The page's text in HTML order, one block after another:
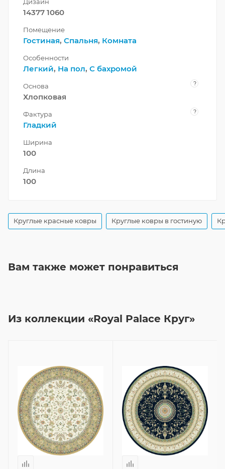
14377 1060
Помещение
Гостиная, Спальня, Комната
Особенности
Легкий, На пол, С бахромой
Основа ?
Хлопковая
Фактура ?
Гладкий
Ширина
100
Длина
100
Круглые красные ковры Круглые ковры в гостиную
Вам также может понравиться
Из коллекции «Royal Palace Круг»